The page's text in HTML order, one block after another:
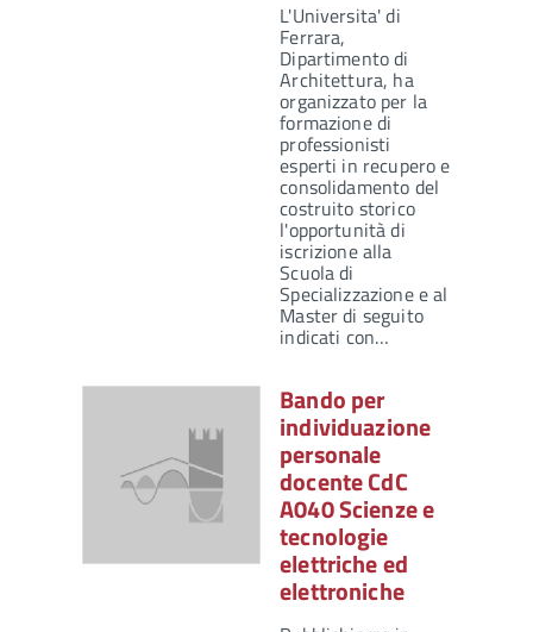
L'Universita' di
Ferrara,
Dipartimento di
Architettura, ha
organizzato per la
formazione di
professionisti
esperti in recupero e
consolidamento del
costruito storico
l'opportunità di
iscrizione alla
Scuola di
Specializzazione e al
Master di seguito
indicati con…
Bando per
individuazione
personale
docente CdC
A040 Scienze e
tecnologie
elettriche ed
elettroniche